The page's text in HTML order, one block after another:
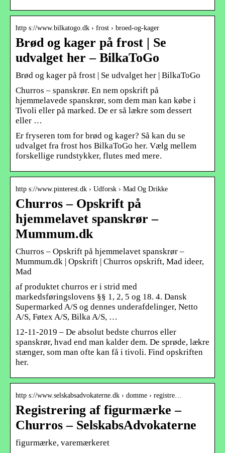
http s://www.bilkatogo.dk › frost › broed-og-kager
Brød og kager på frost | Se
udvalget her – BilkaToGo
Brød og kager på frost | Se udvalget her | BilkaToGo
Churros – spanskrør. En nem opskrift på
hjemmelavede spanskrør, som dem man kan købe i
Tivoli eller på marked. De er så lækre som dessert
eller …
Er fryseren tom for brød og kager? Så kan du se
udvalget fra frost hos BilkaToGo her. Vælg mellem
forskellige rundstykker, flutes med mere.
http s://www.pinterest.dk › Udforsk › Mad Og Drikke
Churros – Opskrift på
hjemmelavet spanskrør –
Mummum.dk
Churros – Opskrift på hjemmelavet spanskrør –
Mummum.dk | Opskrift | Churros opskrift, Mad ideer,
Mad
af produktet churros er i strid med
markedsføringslovens §§ 1, 2, 5 og 18. 4. Dansk
Supermarked A/S og dennes underafdelinger, Netto
A/S, Føtex A/S, Bilka A/S, …
12-11-2019 – De absolut bedste churros eller
spanskrør, hvad end man kalder dem. De sprøde, lækre
stænger, som man ofte kan få i tivoli. Find opskriften
her.
http s://www.selskabsadvokaterne.dk › domme › registre…
Registrering af figurmærke –
Churros – SelskabsAdvokaterne
figurmærke, varemærkeret